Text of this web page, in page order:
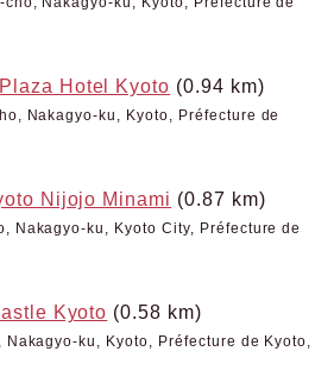
Hotel Kyoto (0.94 km)
Nakagyo-ku, Kyoto, Préfecture de
Nijojo Minami (0.87 km)
Nakagyo-ku, Kyoto City, Préfecture de
Kyoto (0.58 km)
ku, Kyoto, Préfecture de Kyoto,